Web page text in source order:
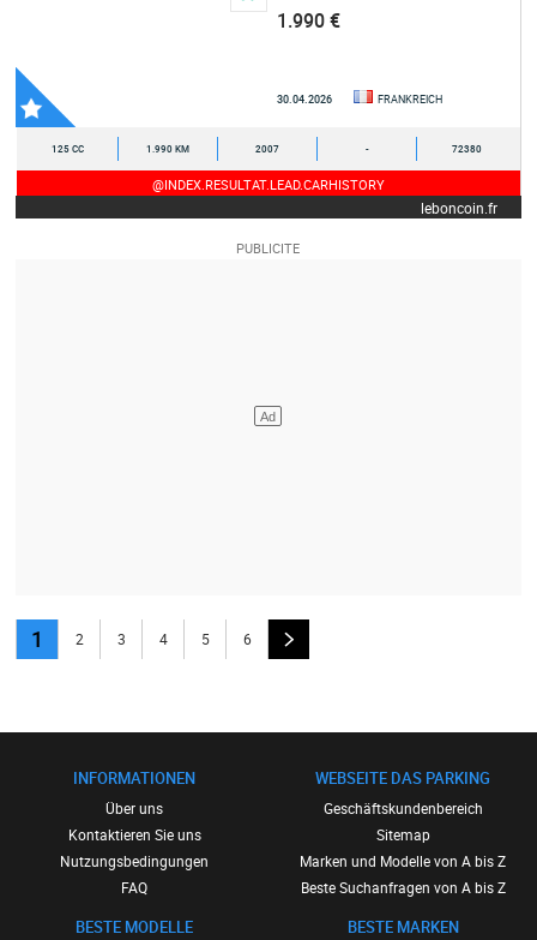
1.990 €
30.04.2026 FRANKREICH
125 CC 1.990 KM 2007 - 72380
@INDEX.RESULTAT.LEAD.CARHISTORY
leboncoin.fr
1 2 3 4 5 6
INFORMATIONEN
Über uns
Kontaktieren Sie uns
Nutzungsbedingungen
FAQ
BESTE MODELLE
WEBSEITE DAS PARKING
Geschäftskundenbereich
Sitemap
Marken und Modelle von A bis Z
Beste Suchanfragen von A bis Z
BESTE MARKEN